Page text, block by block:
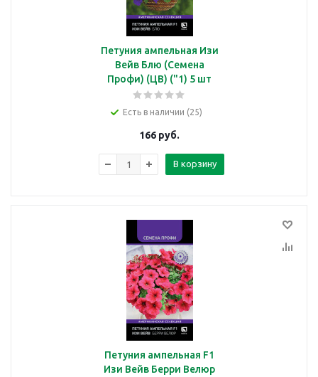
Петуния ампельная Изи
Вейв Блю (Семена
Профи) (ЦВ) ("1) 5 шт
Есть в наличии (25)
166 руб.
В корзину
Петуния ампельная F1
Изи Вейв Берри Велюр